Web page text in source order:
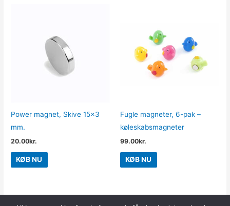
Power magnet, Skive 15×3
mm.
20.00kr.
KØB NU
Fugle magneter, 6-pak –
køleskabsmagneter
99.00kr.
KØB NU